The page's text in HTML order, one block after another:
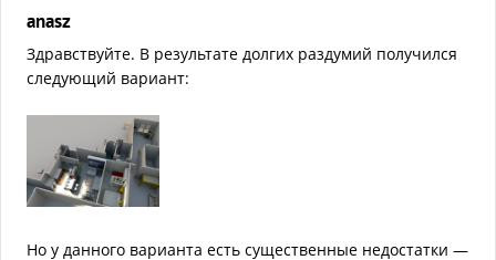
anasz
Здравствуйте. В результате долгих раздумий получился
следующий вариант:
Но у данного варианта есть существенные недостатки —